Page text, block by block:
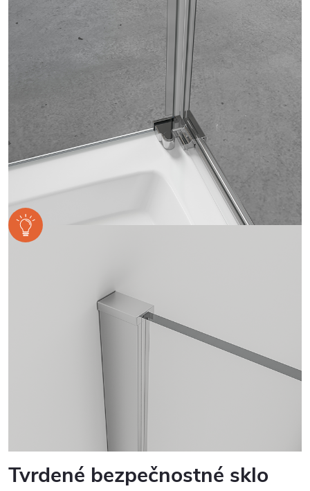
Tvrdené bezpečnostné sklo